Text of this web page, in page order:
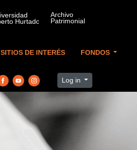
SITIOS DE INTERÉS FONDOS
Log in